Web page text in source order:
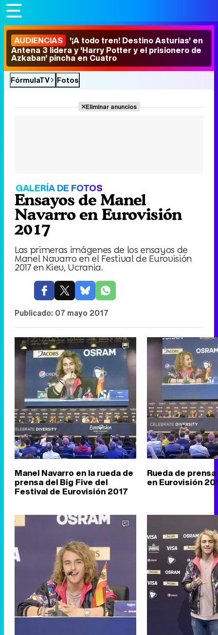
AUDIENCIAS '¡A todo tren! Destino Asturias' en
Antena 3 lidera y 'Harry Potter y el prisionero de
Azkaban' pincha en Cuatro
FórmulaTV Fotos
Eliminar anuncios
GALERÍA DE FOTOS
Ensayos de Manel
Navarro en Eurovisión
2017
Las primeras imágenes de los ensayos de
Manel Navarro en el Festival de Eurovisión
2017 en Kiev, Ucrania.
Publicado: 07 mayo 2017
Manel Navarro en la rueda de
prensa del Big Five del
Festival de Eurovisión 2017
Rueda de
en Eurovisión